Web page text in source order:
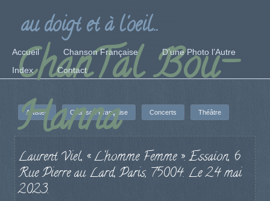
ChanTal Bou-
Hanna
au doigt et à l'oeil...
Accueil Chanson Française
D’une Photo l’Autre
Index
Contact
Artistes Chanson Française Concerts Théâtre
Laurent Viel, « L’homme Femme ». Essaïon, 6
Rue Pierre au Lard, Paris, 75004. Le 24 mai
2023.